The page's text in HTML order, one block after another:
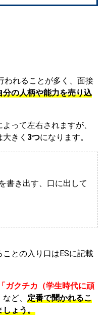
われることが多く、面接
分の人柄や能力を売り込
って左右されますが、
きく 3つになります。
書き出す、口に出して
との入り口はESに記載
ガクチカ（学生時代に頑
など、 定番で聞かれるこ
しょう。